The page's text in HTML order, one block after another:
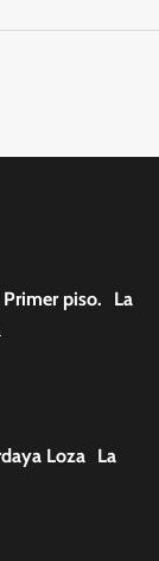
Primer piso. La
Loza La